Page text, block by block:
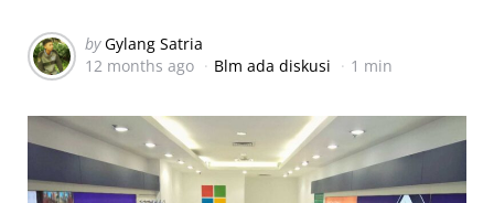
Posted
by
by Gylang Satria
12 months ago
Blm ada diskusi 1 min